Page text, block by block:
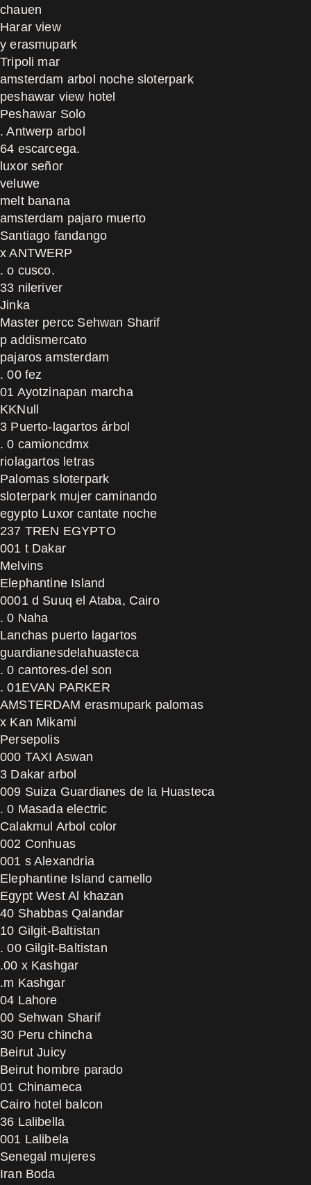
chauen
Harar view
y erasmupark
Tripoli mar
amsterdam arbol noche sloterpark
peshawar view hotel
Peshawar Solo
. Antwerp arbol
64 escarcega.
luxor señor
veluwe
melt banana
amsterdam pajaro muerto
Santiago fandango
x ANTWERP
. o cusco.
33 nileriver
Jinka
Master percc Sehwan Sharif
p addismercato
pajaros amsterdam
. 00 fez
01 Ayotzinapan marcha
KKNull
3 Puerto-lagartos árbol
. 0 camioncdmx
riolagartos letras
Palomas sloterpark
sloterpark mujer caminando
egypto Luxor cantate noche
237 TREN EGYPTO
001 t Dakar
Melvins
Elephantine Island
0001 d Suuq el Ataba, Cairo
. 0 Naha
Lanchas puerto lagartos
guardianesdelahuasteca
. 0 cantores-del son
. 01EVAN PARKER
AMSTERDAM erasmupark palomas
x Kan Mikami
Persepolis
000 TAXI Aswan
3 Dakar arbol
009 Suiza Guardianes de la Huasteca
. 0 Masada electric
Calakmul Arbol color
002 Conhuas
001 s Alexandria
Elephantine Island camello
Egypt West Al khazan
40 Shabbas Qalandar
10 Gilgit-Baltistan
. 00 Gilgit-Baltistan
.00 x Kashgar
.m Kashgar
04 Lahore
00 Sehwan Sharif
30 Peru chincha
Beirut Juicy
Beirut hombre parado
01 Chinameca
Cairo hotel balcon
36 Lalibella
001 Lalibela
Senegal mujeres
Iran Boda